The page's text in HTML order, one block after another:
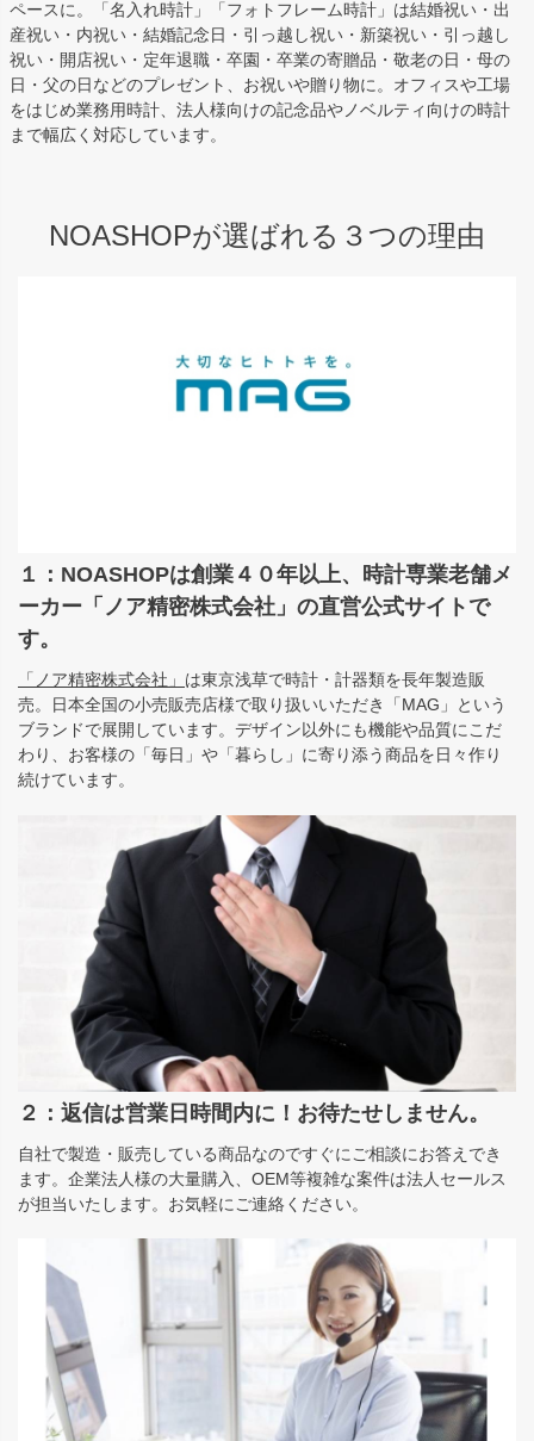
ペースに。「名入れ時計」「フォトフレーム時計」は結婚祝い・出
産祝い・内祝い・結婚記念日・引っ越し祝い・新築祝い・引っ越し
祝い・開店祝い・定年退職・卒園・卒業の寄贈品・敬老の日・母の
日・父の日などのプレゼント、お祝いや贈り物に。オフィスや工場
をはじめ業務用時計、法人様向けの記念品やノベルティ向けの時計
まで幅広く対応しています。
NOASHOPが選ばれる３つの理由
１：NOASHOPは創業４０年以上、時計専業老舗メ
ーカー「ノア精密株式会社」の直営公式サイトで
す。
「ノア精密株式会社」 は東京浅草で時計・計器類を長年製造販
売。日本全国の小売販売店様で取り扱いいただき「MAG」という
ブランドで展開しています。デザイン以外にも機能や品質にこだ
わり、お客様の「毎日」や「暮らし」に寄り添う商品を日々作り
続けています。
２：返信は営業日時間内に！お待たせしません。
自社で製造・販売している商品なのですぐにご相談にお答えでき
ます。企業法人様の大量購入、OEM等複雑な案件は法人セールス
が担当いたします。お気軽にご連絡ください。